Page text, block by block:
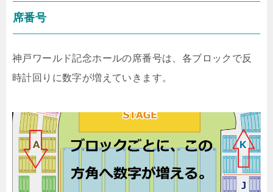
席番号
神戸ワールド記念ホールの席番号は、各ブロックで反
時計回りに数字が増えていきます。